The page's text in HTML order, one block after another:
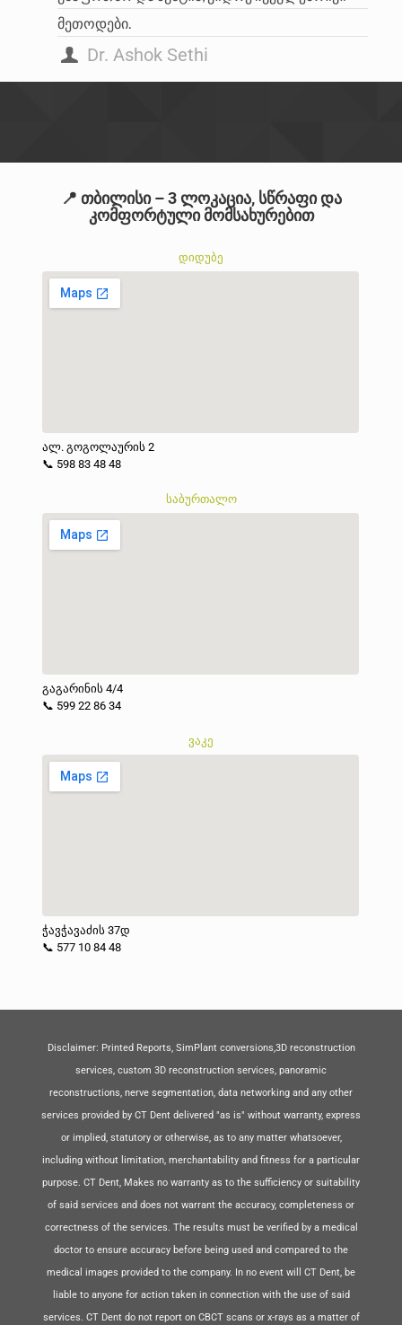
მეთოდები.
Dr. Ashok Sethi
📍 თბილისი – 3 ლოკაცია, სწრაფი და
კომფორტული მომსახურებით
დიდუბე
ალ. გოგოლაურის 2
📞 598 83 48 48
საბურთალო
გაგარინის 4/4
📞 599 22 86 34
ვაკე
ჭავჭავაძის 37დ
📞 577 10 84 48
Disclaimer: Printed Reports, SimPlant conversions,3D reconstruction
services, custom 3D reconstruction services, panoramic
reconstructions, nerve segmentation, data networking and any other
services provided by CT Dent delivered "as is" without warranty, express
or implied, statutory or otherwise, as to any matter whatsoever,
including without limitation, merchantability and fitness for a particular
purpose. CT Dent, Makes no warranty as to the sufficiency or suitability
of said services and does not warrant the accuracy, completeness or
correctness of the services. The results must be verified by a medical
doctor to ensure accuracy before being used and compared to the
medical images provided to the company. In no event will CT Dent, be
liable to anyone for action taken in connection with the use of said
services. CT Dent do not report on CBCT scans or x-rays as a matter of